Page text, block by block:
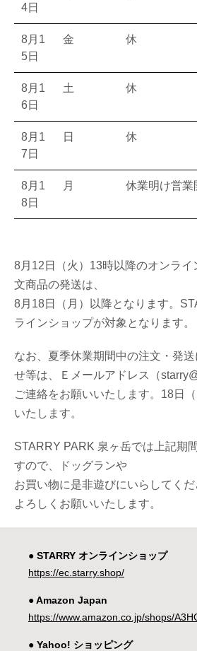
4日
8月1
5日
金 休
8月1
6日
土 休
8月1
7日
日 休
8月1
8日
月 休業明け営業
8月12日（火）13時以降のオンライ
文商品の発送は、
8月18日（月）以降となります。
ラインショップが対象となります。
なお、夏季休業期間中の注文・発
せ等は、Ｅメールアドレス（
ご連絡をお願いいたします。18日
いたします。
STARRY PARK 泉ヶ岳では上記期
すので、ドッグランや
お買い物に是非遊びにいらしてくだ
よろしくお願いいたします。
● STARRY オンラインショップ
https://ec.starry.shop/
● Amazon Japan
https://www.amazon.co.jp/shops/
● Yahoo! ショッピング